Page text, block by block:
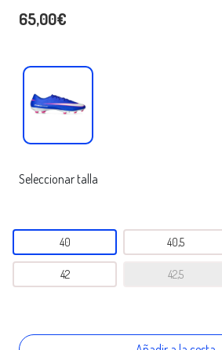
65,00€
Seleccionar talla
40 40,5
42 42,5